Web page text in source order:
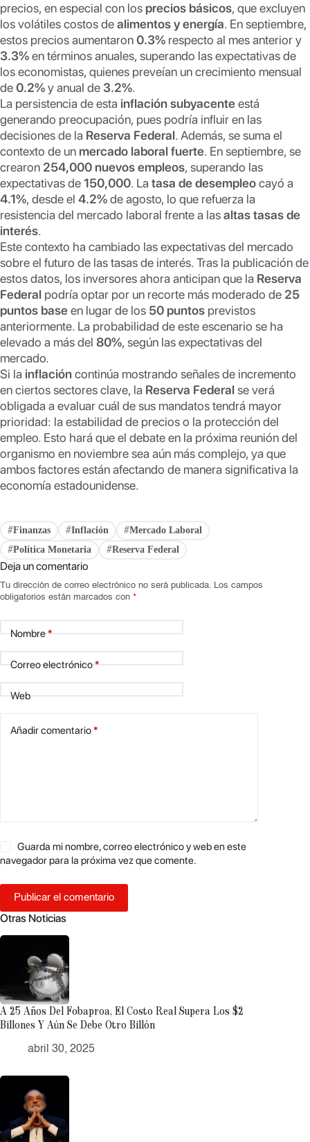
precios, en especial con los precios básicos, que excluyen
los volátiles costos dealimentos y energía. En septiembre,
estos precios aumentaron0.3% respecto al mes anterior y
3.3%en términos anuales, superando las expectativas de
los economistas, quienes preveían un crecimiento mensual
de0.2%y anual de 3.2%.
La persistencia de esta inflación subyacente está
generando preocupación, pues podría influir en las
decisiones de la Reserva Federal. Además, se suma el
contexto de un mercado laboral fuerte. En septiembre, se
crearon 254,000 nuevos empleos, superando las
expectativas de150,000. La tasa de desempleocayó a
4.1%, desde el 4.2%de agosto, lo que refuerza la
resistencia del mercado laboral frente a lasaltas tasas de
interés.
Este contexto ha cambiado las expectativas del mercado
sobre el futuro de las tasas de interés. Tras la publicación de
estos datos, los inversores ahora anticipan que la Reserva
Federal podría optar por un recorte más moderado de 25
puntos base en lugar de los 50 puntos previstos
anteriormente. La probabilidad de este escenario se ha
elevado a más del 80%, según las expectativas del
mercado.
Si la inflacióncontinúa mostrando señales de incremento
en ciertos sectores clave, la Reserva Federal se verá
obligada a evaluar cuál de sus mandatos tendrá mayor
prioridad: la estabilidad de precios o la protección del
empleo. Esto hará que el debate en la próxima reunión del
organismo en noviembre sea aún más complejo, ya que
ambos factores están afectando de manera significativa la
economía estadounidense.
#Finanzas #Inflación #Mercado Laboral
#Política Monetaria #Reserva Federal
Deja un comentario
Tu dirección de correo electrónico no será publicada. Los campos
obligatorios están marcados con *
Nombre*
Correo electrónico*
Web
Añadir comentario*
Guarda mi nombre, correo electrónico y web en este
navegador para la próxima vez que comente.
Publicar el comentario
Otras Noticias
A 25 Años Del Fobaproa, El Costo Real Supera Los $2
Billones Y Aún Se Debe Otro Billón
abril 30, 2025